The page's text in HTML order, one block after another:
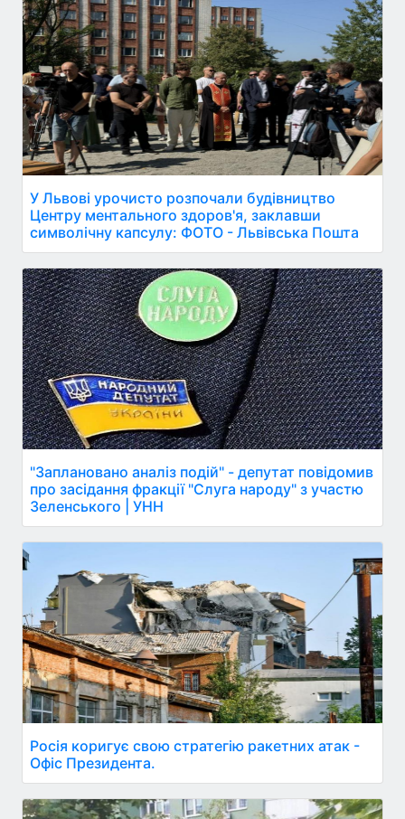
У Львові урочисто розпочали будівництво
Центру ментального здоров'я, заклавши
символічну капсулу: ФОТО - Львівська Пошта
"Заплановано аналіз подій" - депутат повідомив
про засідання фракції "Слуга народу" з участю
Зеленського | УНН
Росія коригує свою стратегію ракетних атак -
Офіс Президента.